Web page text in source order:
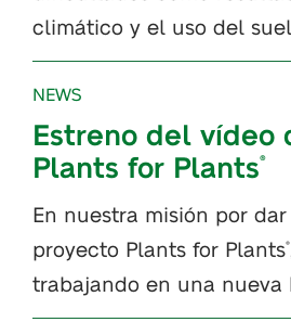
climático y el uso del
NEWS
Estreno del vídeo
Plants for Plants®
En nuestra misión por
proyecto Plants for Plants®
trabajando en una nueva